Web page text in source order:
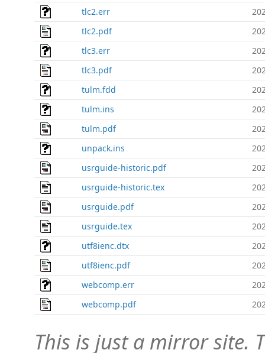
tlc2.err
tlc2.pdf
tlc3.err
tlc3.pdf
tulm.fdd
tulm.ins
tulm.pdf
unpack.ins
usrguide-historic.pdf
usrguide-historic.tex
usrguide.pdf
usrguide.tex
utf8ienc.dtx
utf8ienc.pdf
webcomp.err
webcomp.pdf
This is just a mirror site.